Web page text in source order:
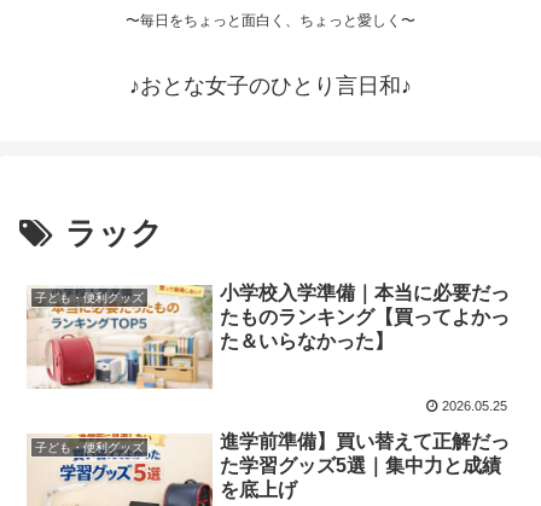
〜毎日をちょっと面白く、ちょっと愛しく〜
♪おとな女子のひとり言日和♪
ラック
子ども・便利グッズ
小学校入学準備｜本当に必要だっ
たものランキング【買ってよかっ
た＆いらなかった】
2026.05.25
子ども・便利グッズ
進学前準備】買い替えて正解だっ
た学習グッズ5選｜集中力と成績
を底上げ